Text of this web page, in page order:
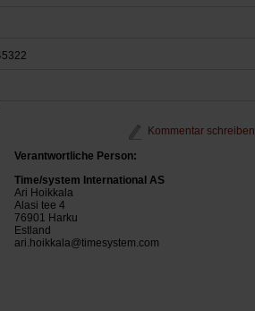
Kommentar schreiben
Verantwortliche Person:
Time/system International AS
Ari Hoikkala
Alasi tee 4
76901 Harku
Estland
ari.hoikkala@timesystem.com